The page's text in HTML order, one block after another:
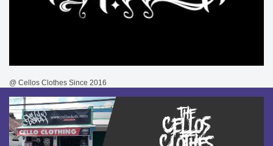
@ Cellos Clothes Since 2016